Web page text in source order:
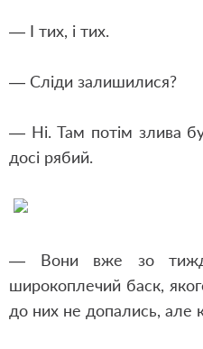
— І тих, і тих.
— Сліди залишилися?
— Ні. Там потім злива
досі рябий.
— Вони вже зо
широкоплечий баск,
до них не допались, але